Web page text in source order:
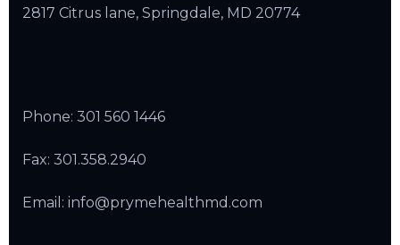
2817 Citrus lane, Springdale, MD 20774
Phone: 301 560 1446
Fax: 301.358.2940
Email: info@prymehealthmd.com